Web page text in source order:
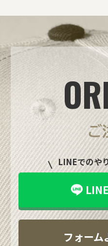
ご
LINEでのや
フォーム